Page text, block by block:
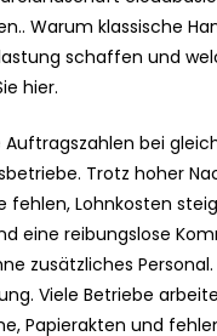
Warum klassische
schaffen und
hier.
Auftragszahlen bei
Trotz hoher
fehlen, Lohnkosten
eine reibungslose
zusätzliches
Viele Betriebe
Papierakten und